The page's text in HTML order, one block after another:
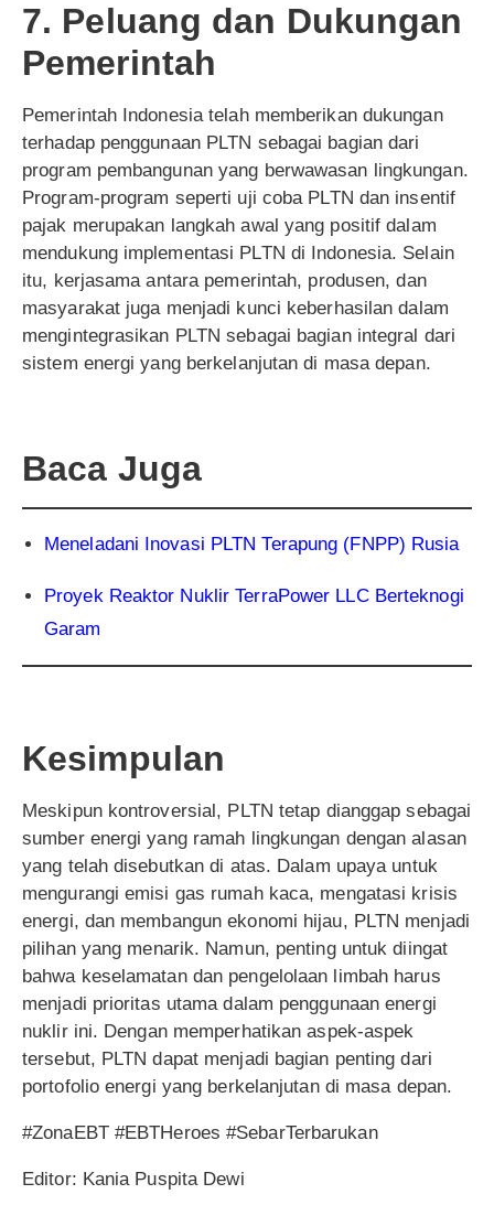
7. Peluang dan Dukungan
Pemerintah
Pemerintah Indonesia telah memberikan dukungan
terhadap penggunaan PLTN sebagai bagian dari
program pembangunan yang berwawasan lingkungan.
Program-program seperti uji coba PLTN dan insentif
pajak merupakan langkah awal yang positif dalam
mendukung implementasi PLTN di Indonesia. Selain
itu, kerjasama antara pemerintah, produsen, dan
masyarakat juga menjadi kunci keberhasilan dalam
mengintegrasikan PLTN sebagai bagian integral dari
sistem energi yang berkelanjutan di masa depan.
Baca Juga
Meneladani Inovasi PLTN Terapung (FNPP) Rusia
Proyek Reaktor Nuklir TerraPower LLC Berteknogi
Garam
Kesimpulan
Meskipun kontroversial, PLTN tetap dianggap sebagai
sumber energi yang ramah lingkungan dengan alasan
yang telah disebutkan di atas. Dalam upaya untuk
mengurangi emisi gas rumah kaca, mengatasi krisis
energi, dan membangun ekonomi hijau, PLTN menjadi
pilihan yang menarik. Namun, penting untuk diingat
bahwa keselamatan dan pengelolaan limbah harus
menjadi prioritas utama dalam penggunaan energi
nuklir ini. Dengan memperhatikan aspek-aspek
tersebut, PLTN dapat menjadi bagian penting dari
portofolio energi yang berkelanjutan di masa depan.
#ZonaEBT #EBTHeroes #SebarTerbarukan
Editor: Kania Puspita Dewi